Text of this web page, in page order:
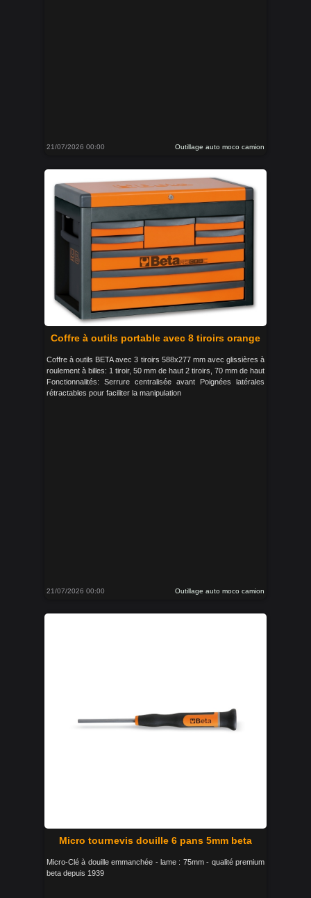
21/07/2026 00:00 Outillage auto moco camion
Coffre à outils portable avec 8 tiroirs orange
Coffre à outils BETA avec 3 tiroirs 588x277 mm avec glissières à
roulement à billes: 1 tiroir, 50 mm de haut 2 tiroirs, 70 mm de haut
Fonctionnalités: Serrure centralisée avant Poignées latérales
rétractables pour faciliter la manipulation
21/07/2026 00:00 Outillage auto moco camion
Micro tournevis douille 6 pans 5mm beta
Micro-Clé à douille emmanchée - lame : 75mm - qualité premium
beta depuis 1939